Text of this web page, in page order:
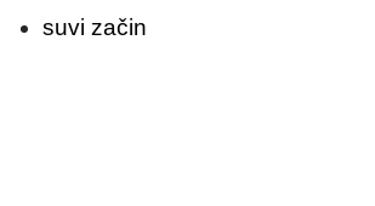
suvi začin